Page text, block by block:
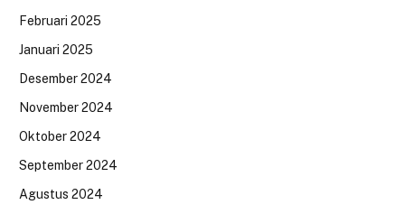
Februari 2025
Januari 2025
Desember 2024
November 2024
Oktober 2024
September 2024
Agustus 2024